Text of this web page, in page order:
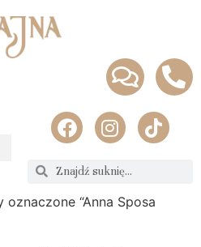
oznaczone “Anna Sposa